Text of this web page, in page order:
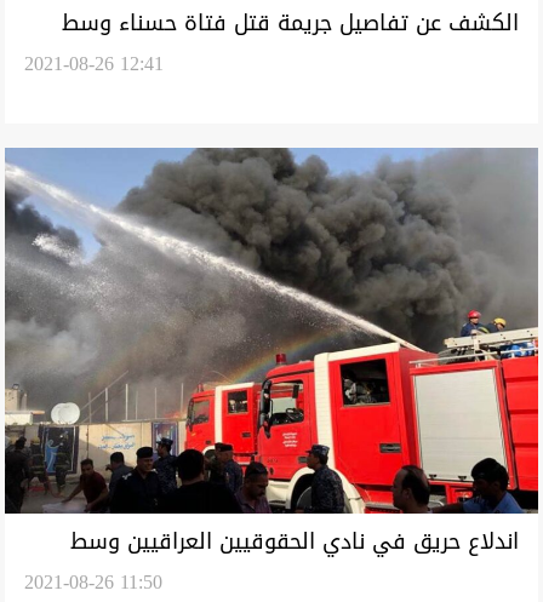
الكشف عن تفاصيل جريمة قتل فتاة حسناء وسط
2021-08-26 12:41
اندلاع حريق في نادي الحقوقيين العراقيين وسط
2021-08-26 11:50